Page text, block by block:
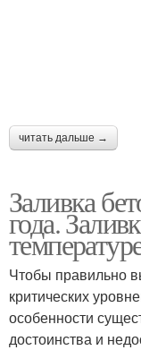
читать дальше →
Заливка
года.
Чтобы правильно
критических
особенности
достоинства и